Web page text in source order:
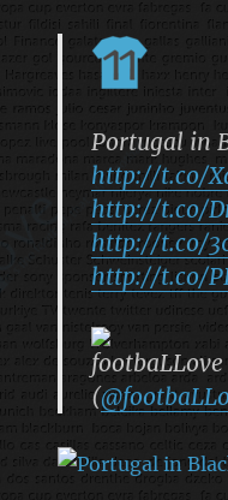
Portugal in
http://t.co/
http://t.co/
http://t.co/
http://t.co/
footbaLLove
(